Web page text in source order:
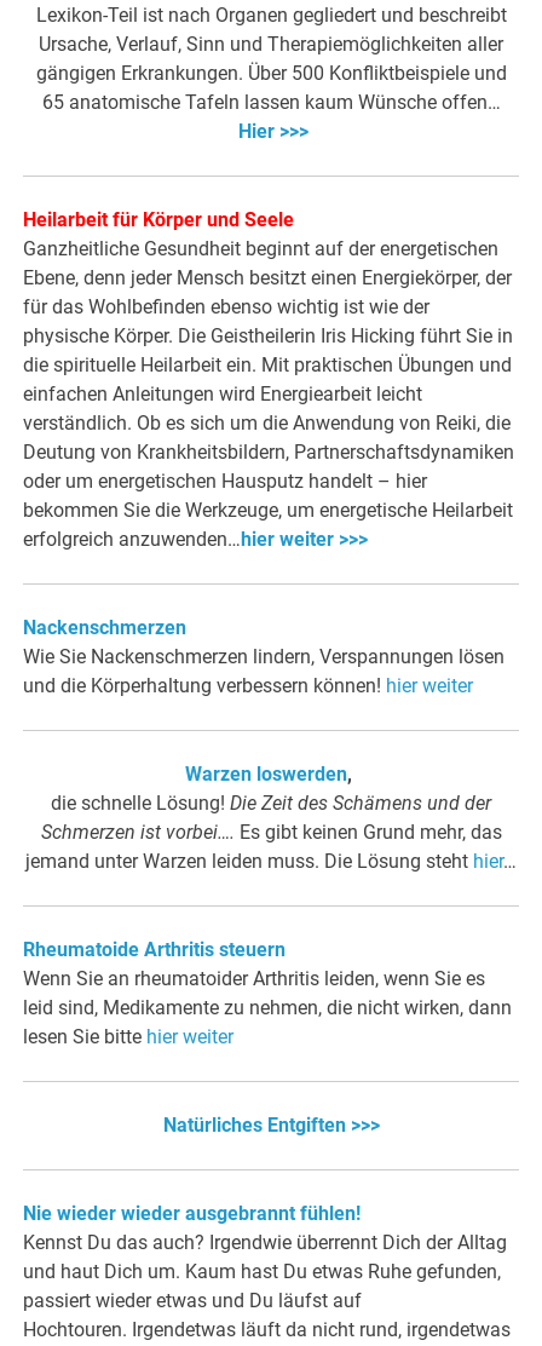
Lexikon-Teil ist nach Organen gegliedert und beschreibt
Ursache, Verlauf, Sinn und Therapiemöglichkeiten aller
gängigen Erkrankungen. Über 500 Konfliktbeispiele und
65 anatomische Tafeln lassen kaum Wünsche offen…
Hier >>>
Heilarbeit für Körper und Seele
Ganzheitliche Gesundheit beginnt auf der energetischen
Ebene, denn jeder Mensch besitzt einen Energiekörper, der
für das Wohlbefinden ebenso wichtig ist wie der
physische Körper. Die Geistheilerin Iris Hicking führt Sie in
die spirituelle Heilarbeit ein. Mit praktischen Übungen und
einfachen Anleitungen wird Energiearbeit leicht
verständlich. Ob es sich um die Anwendung von Reiki, die
Deutung von Krankheitsbildern, Partnerschaftsdynamiken
oder um energetischen Hausputz handelt – hier
bekommen Sie die Werkzeuge, um energetische Heilarbeit
erfolgreich anzuwenden…hier weiter >>>
Nackenschmerzen
Wie Sie Nackenschmerzen lindern, Verspannungen lösen
und die Körperhaltung verbessern können! hier weiter
Warzen loswerden,
die schnelle Lösung! Die Zeit des Schämens und der
Schmerzen ist vorbei…. Es gibt keinen Grund mehr, das
jemand unter Warzen leiden muss. Die Lösung steht hier…
Rheumatoide Arthritis steuern
Wenn Sie an rheumatoider Arthritis leiden, wenn Sie es
leid sind, Medikamente zu nehmen, die nicht wirken, dann
lesen Sie bitte hier weiter
Natürliches Entgiften >>>
Nie wieder wieder ausgebrannt fühlen!
Kennst Du das auch? Irgendwie überrennt Dich der Alltag
und haut Dich um. Kaum hast Du etwas Ruhe gefunden,
passiert wieder etwas und Du läufst auf
Hochtouren. Irgendetwas läuft da nicht rund, irgendetwas